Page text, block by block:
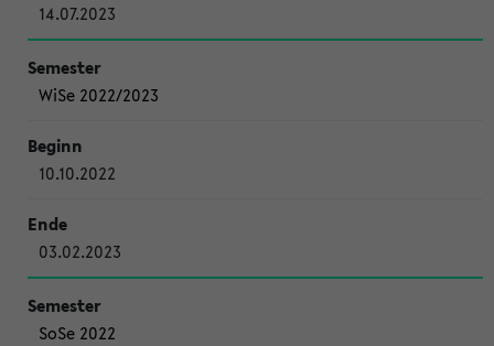
14.07.2023
WiSe 2022/2023
10.10.2022
03.02.2023
SoSe 2022